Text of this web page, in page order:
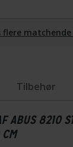
flere
Tilbehør
ABUS 8210